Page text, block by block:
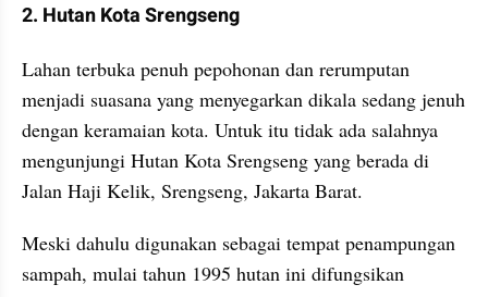
2. Hutan Kota Srengseng
Lahan terbuka penuh pepohonan dan rerumputan
menjadi suasana yang menyegarkan dikala sedang jenuh
dengan keramaian kota. Untuk itu tidak ada salahnya
mengunjungi Hutan Kota Srengseng yang berada di
Jalan Haji Kelik, Srengseng, Jakarta Barat.
Meski dahulu digunakan sebagai tempat penampungan
sampah, mulai tahun 1995 hutan ini difungsikan